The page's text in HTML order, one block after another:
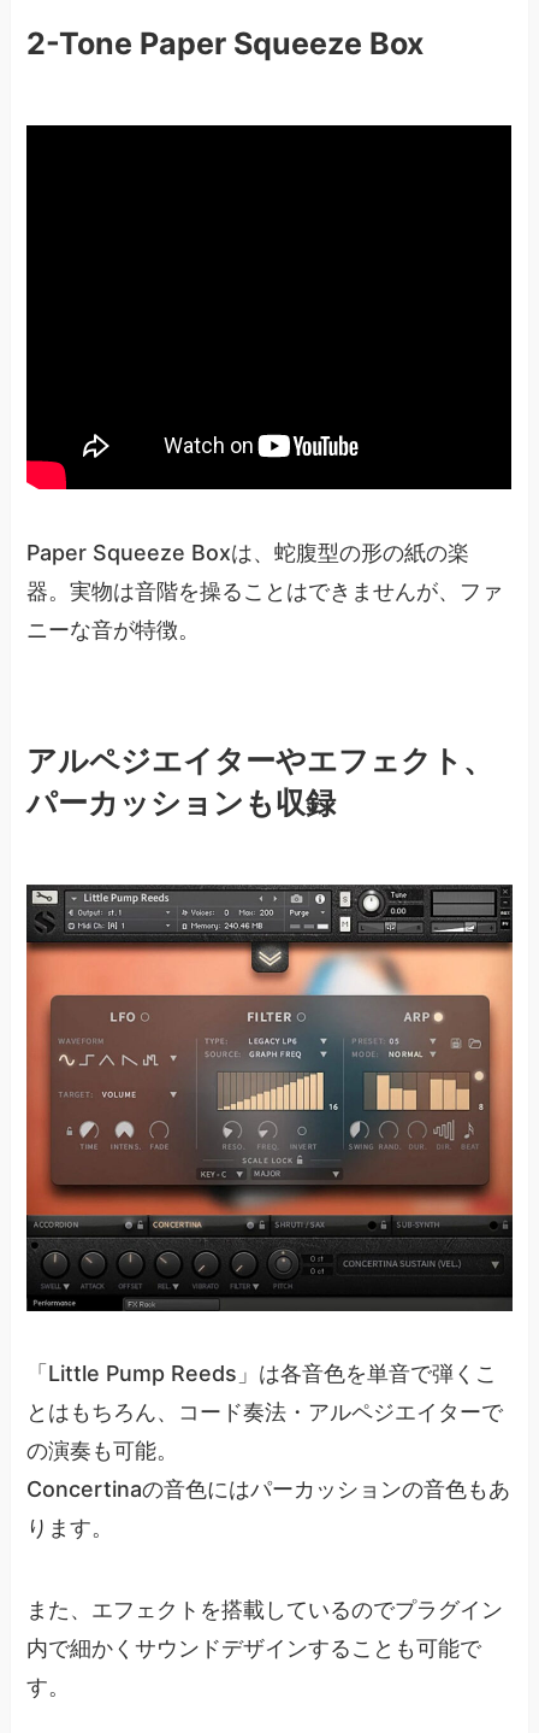
2-Tone Paper Squeeze Box
Paper Squeeze Boxは、蛇腹型の形の紙の楽
器。実物は音階を操ることはできませんが、ファ
ニーな音が特徴。
アルペジエイターやエフェクト、
パーカッションも収録
「Little Pump Reeds」は各音色を単音で弾くこ
とはもちろん、コード奏法・アルペジエイターで
の演奏も可能。
Concertinaの音色にはパーカッションの音色もあ
ります。
また、エフェクトを搭載しているのでプラグイン
内で細かくサウンドデザインすることも可能で
す。